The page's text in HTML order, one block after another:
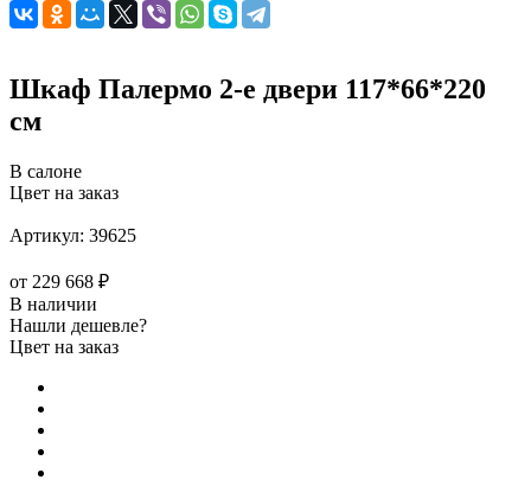
Шкаф Палермо 2-е двери 117*66*220
см
В салоне
Цвет на заказ
Артикул: 39625
от 229 668 ₽
В наличии
Нашли дешевле?
Цвет на заказ